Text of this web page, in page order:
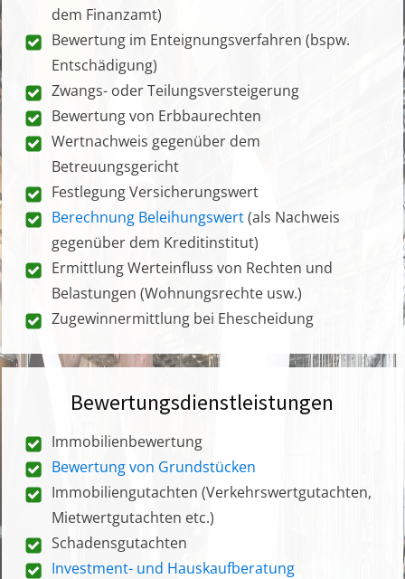
dem Finanzamt)
Bewertung im Enteignungsverfahren (bspw.
Entschädigung)
Zwangs- oder Teilungsversteigerung
Bewertung von Erbbaurechten
Wertnachweis gegenüber dem
Betreuungsgericht
Festlegung Versicherungswert
Berechnung Beleihungswert(als Nachweis
gegenüber dem Kreditinstitut)
Ermittlung Werteinfluss von Rechten und
Belastungen (Wohnungsrechte usw.)
Zugewinnermittlung bei Ehescheidung
Bewertungsdienstleistungen
Immobilienbewertung
Bewertung von Grundstücken
Immobiliengutachten (Verkehrswertgutachten,
Mietwertgutachten etc.)
Schadensgutachten
Investment- und Hauskaufberatung